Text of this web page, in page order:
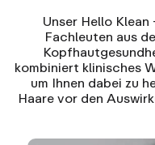
Unser Hello
Fachleuten aus
kombiniert klinisches
um Ihnen dabei zu
Haare vor den